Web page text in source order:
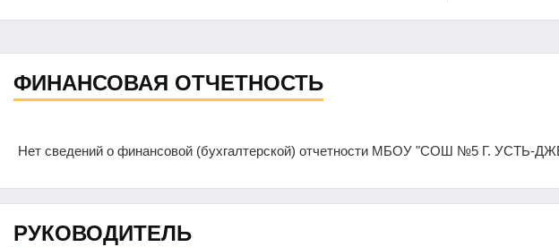
ФИНАНСОВАЯ ОТЧЕТНОСТЬ
Нет сведений о финансовой (бухгалтерской) отчетности МБОУ "СОШ №5 Г. УСТЬ-
РУКОВОДИТЕЛЬ